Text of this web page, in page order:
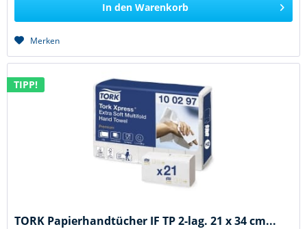
In den Warenkorb
Merken
TIPP!
TORK Papierhandtücher IF TP 2-lag. 21 x 34 cm...